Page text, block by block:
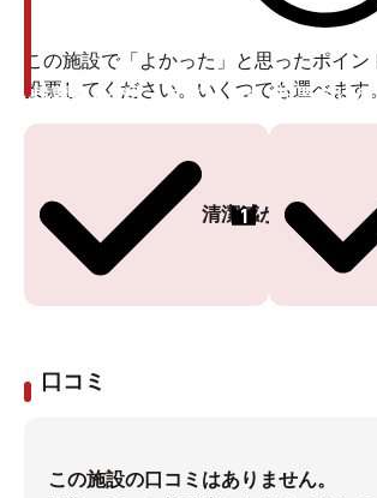
この施設で「よかった」と思ったポイン
投票してください。いくつでも選べます
清潔感がある
1
投票ありがとうございます 投票ありが
口コミ
この施設の口コミはありません。